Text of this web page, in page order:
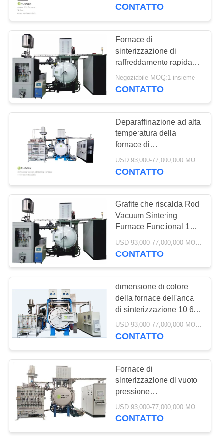
CONTROLLO
DELLA
QUALITÀ
CONTATTACI
CHIEDI UN
PREVENTIVO
MAPPA
DEL
SITO
POLITICA
SULLA
PRIVACY
Fornace di
sinterizzazione di
vuoto
MIM fornace di
sinterizzazione
fornace di
sinterizzazione del
metallo
fornace industriale
di vuoto
40
CONTATTO
Fornace di
sinterizzazione di
raffreddamento rapida
per il carburo
cementato/leghe dure
Negoziabile MOQ:1 insieme
CONTATTO
Deparaffinazione ad alta
temperatura della
fornace di
sinterizzazione di vuoto
per il carburo cementato
CONTATTO
Grafite che riscalda Rod
Vacuum Sintering
Furnace Functional 120
150 480KVA
USD 93,000-77,000,000 MOQ:1 insieme
CONTATTO
dimensione di colore
della fornace dell'anca
di sinterizzazione 10 60
100bar personalizzabile
USD 93,000-77,000,000 MOQ:1 INSIEME
CONTATTO
Fornace di
sinterizzazione di vuoto
pressione
positiva/negativa
He/Ar/Hydrogen
USD 93,000-77,000,000 MOQ:1 insieme
CONTATTO